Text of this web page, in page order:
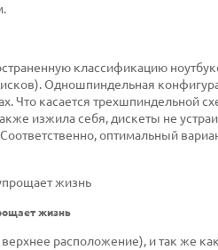
классификацию
Одношпиндельная
Что касается трехшпиндельной
изжила себя, дискеты не
оптимальный
жизнь
расположение), и так же